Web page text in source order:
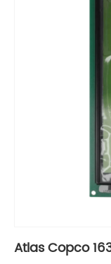
Atlas Copco